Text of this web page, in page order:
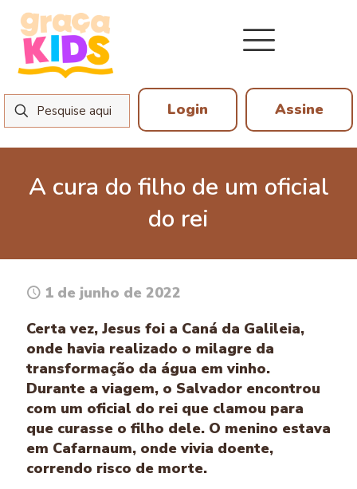
Login Assine
A cura do filho de um oficial
do rei
1 de junho de 2022
Certa vez, Jesus foi a Caná da Galileia,
onde havia realizado o milagre da
transformação da água em vinho.
Durante a viagem, o Salvador encontrou
com um oficial do rei que clamou para
que curasse o filho dele. O menino estava
em Cafarnaum, onde vivia doente,
correndo risco de morte.